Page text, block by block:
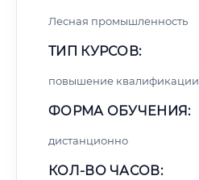
Лесная промышленность
ТИП КУРСОВ:
повышение квалификации
ФОРМА ОБУЧЕНИЯ:
дистанционно
КОЛ-ВО ЧАСОВ: